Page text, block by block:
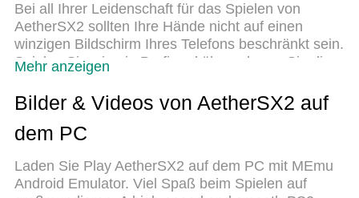
Bei all Ihrer Leidenschaft für das Spielen von
AetherSX2 sollten Ihre Hände nicht auf einen
winzigen Bildschirm Ihres Telefons beschränkt sein.
Spielen Sie wie ein Profi und übernehmen Sie die
volle Kontrolle über Ihr Spiel mit Tastatur und Maus.
MEmu bietet Ihnen all die Dinge, die Sie erwarten.
Laden Sie AetherSX2 herunter und spielen Sie es
auf dem PC. Spielen Sie so lange, wie Sie wollen,
störende Anrufe. Das brandneue MEmu 9 ist die
beste Wahl, um AetherSX2 auf dem PC zu spielen.
Mehr anzeigen
Bilder & Videos von AetherSX2 auf
dem PC
Laden Sie Play AetherSX2 auf dem PC mit MEmu
Android Emulator. Viel Spaß beim Spielen auf